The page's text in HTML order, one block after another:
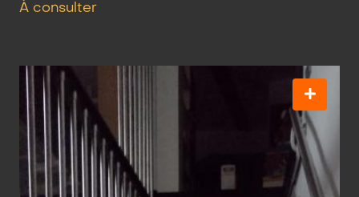
À consulter